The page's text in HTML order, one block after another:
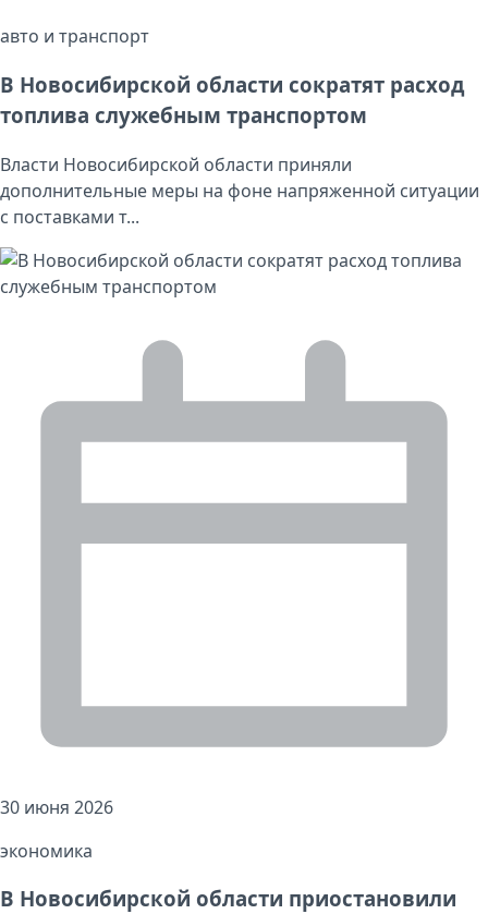
авто и транспорт
В Новосибирской области сократят расход
топлива служебным транспортом
Власти Новосибирской области приняли
дополнительные меры на фоне напряженной ситуации
с поставками т...
30 июня 2026
экономика
В Новосибирской области приостановили